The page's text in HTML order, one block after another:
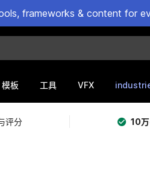
frameworks & content for
模板 工具 VFX
评分 10